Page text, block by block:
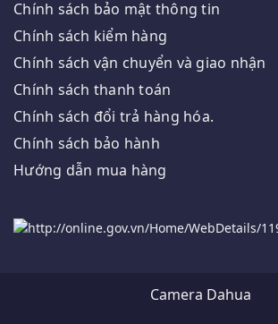
Chính sách bảo mật thông tin
Chính sách kiểm hàng
Chính sách vận chuyển và giao nhận
Chính sách thanh toán
Chính sách đổi trả hàng hóa.
Chính sách bảo hành
Hướng dẫn mua hàng
Camera Dahua